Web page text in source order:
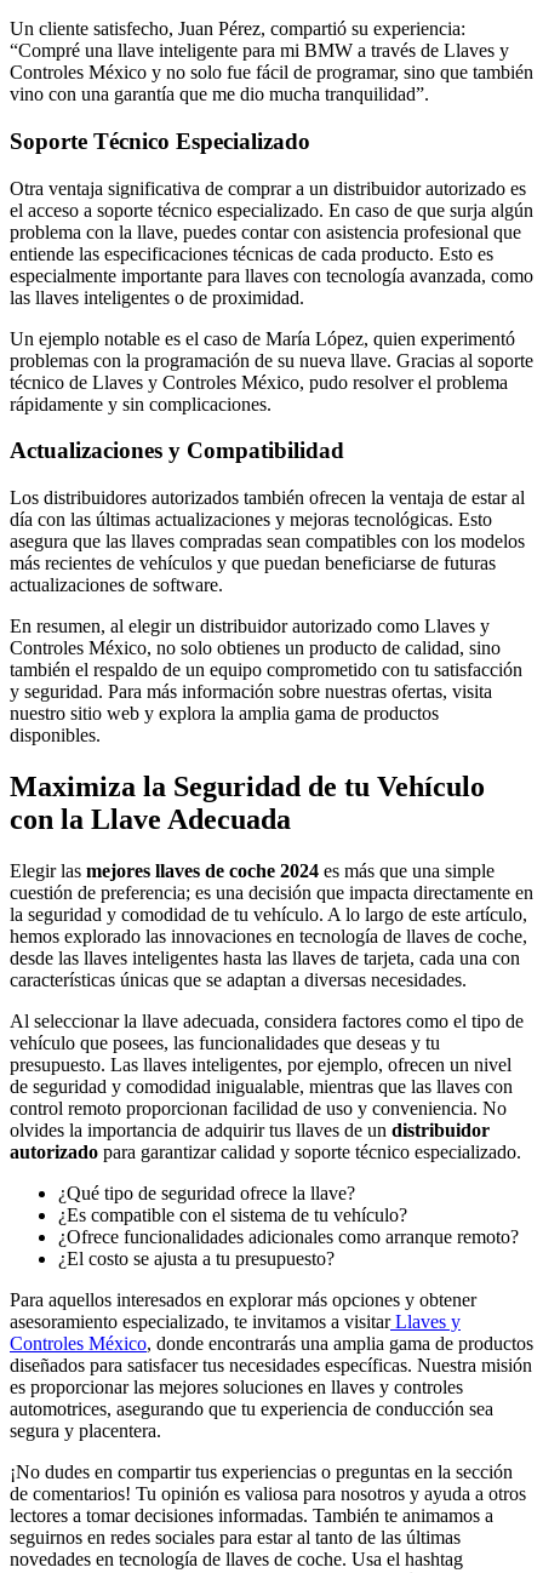
Un cliente satisfecho, Juan Pérez, compartió su experiencia:
“Compré una llave inteligente para mi BMW a través de Llaves y
Controles México y no solo fue fácil de programar, sino que también
vino con una garantía que me dio mucha tranquilidad”.
Soporte Técnico Especializado
Otra ventaja significativa de comprar a un distribuidor autorizado es
el acceso a soporte técnico especializado. En caso de que surja algún
problema con la llave, puedes contar con asistencia profesional que
entiende las especificaciones técnicas de cada producto. Esto es
especialmente importante para llaves con tecnología avanzada, como
las llaves inteligentes o de proximidad.
Un ejemplo notable es el caso de María López, quien experimentó
problemas con la programación de su nueva llave. Gracias al soporte
técnico de Llaves y Controles México, pudo resolver el problema
rápidamente y sin complicaciones.
Actualizaciones y Compatibilidad
Los distribuidores autorizados también ofrecen la ventaja de estar al
día con las últimas actualizaciones y mejoras tecnológicas. Esto
asegura que las llaves compradas sean compatibles con los modelos
más recientes de vehículos y que puedan beneficiarse de futuras
actualizaciones de software.
En resumen, al elegir un distribuidor autorizado como Llaves y
Controles México, no solo obtienes un producto de calidad, sino
también el respaldo de un equipo comprometido con tu satisfacción
y seguridad. Para más información sobre nuestras ofertas, visita
nuestro sitio web y explora la amplia gama de productos
disponibles.
Maximiza la Seguridad de tu Vehículo
con la Llave Adecuada
Elegir las mejores llaves de coche 2024 es más que una simple
cuestión de preferencia; es una decisión que impacta directamente en
la seguridad y comodidad de tu vehículo. A lo largo de este artículo,
hemos explorado las innovaciones en tecnología de llaves de coche,
desde las llaves inteligentes hasta las llaves de tarjeta, cada una con
características únicas que se adaptan a diversas necesidades.
Al seleccionar la llave adecuada, considera factores como el tipo de
vehículo que posees, las funcionalidades que deseas y tu
presupuesto. Las llaves inteligentes, por ejemplo, ofrecen un nivel
de seguridad y comodidad inigualable, mientras que las llaves con
control remoto proporcionan facilidad de uso y conveniencia. No
olvides la importancia de adquirir tus llaves de un distribuidor
autorizado para garantizar calidad y soporte técnico especializado.
¿Qué tipo de seguridad ofrece la llave?
¿Es compatible con el sistema de tu vehículo?
¿Ofrece funcionalidades adicionales como arranque remoto?
¿El costo se ajusta a tu presupuesto?
Para aquellos interesados en explorar más opciones y obtener
asesoramiento especializado, te invitamos a visitarLlaves y
Controles México, donde encontrarás una amplia gama de productos
diseñados para satisfacer tus necesidades específicas. Nuestra misión
es proporcionar las mejores soluciones en llaves y controles
automotrices, asegurando que tu experiencia de conducción sea
segura y placentera.
¡No dudes en compartir tus experiencias o preguntas en la sección
de comentarios! Tu opinión es valiosa para nosotros y ayuda a otros
lectores a tomar decisiones informadas. También te animamos a
seguirnos en redes sociales para estar al tanto de las últimas
novedades en tecnología de llaves de coche. Usa el hashtag